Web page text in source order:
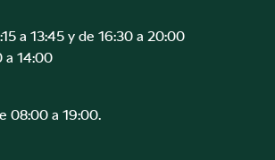
a 13:45 y de 16:30 a 20:00
a 14:00
08:00 a 19:00.